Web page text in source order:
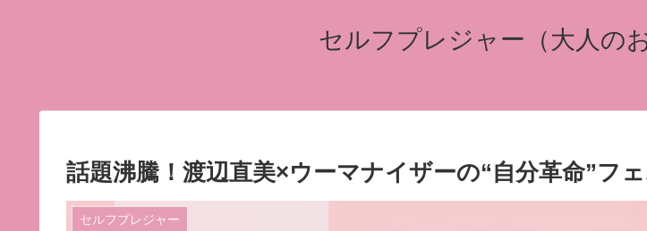
セルフプレジャー（大人の
話題沸騰！渡辺直美×ウーマナイザーの“自分革命”フ
セルフプレジャー